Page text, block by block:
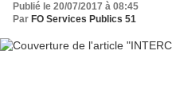
Publié le 20/07/2017 à 08:45
Par FO Services Publics 51